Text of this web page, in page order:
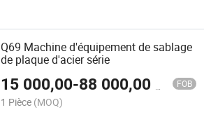
Q69 Machine d'équipement de sablage
de plaque d'acier série
15 000,00-88 000,00 FOB
1 Pièce (MOQ)